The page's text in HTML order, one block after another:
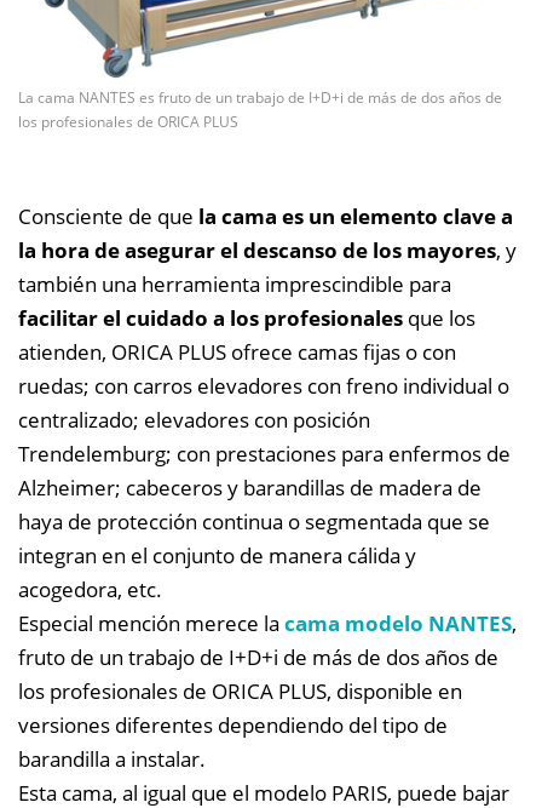
La cama NANTES es fruto de un trabajo de I+D+i de más de dos años de
los profesionales de ORICA PLUS
Consciente de que la cama es un elemento clave a
la hora de asegurar el descanso de los mayores, y
también una herramienta imprescindible para
facilitar el cuidado a los profesionales que los
atienden, ORICA PLUS ofrece camas fijas o con
ruedas; con carros elevadores con freno individual o
centralizado; elevadores con posición
Trendelemburg; con prestaciones para enfermos de
Alzheimer; cabeceros y barandillas de madera de
haya de protección continua o segmentada que se
integran en el conjunto de manera cálida y
acogedora, etc.
Especial mención merece la cama modelo NANTES,
fruto de un trabajo de I+D+i de más de dos años de
los profesionales de ORICA PLUS, disponible en
versiones diferentes dependiendo del tipo de
barandilla a instalar.
Esta cama, al igual que el modelo PARIS, puede bajar